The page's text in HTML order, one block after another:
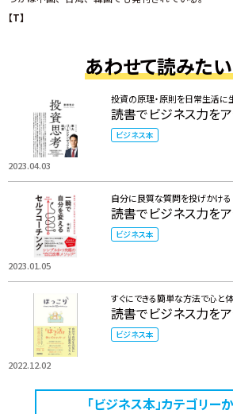
【T】
あわせて読みた
2023.04.03
投資の原理・原則を日常生活に
読書でビジネス力をア
ビジネス本
2023.01.05
自分に良質な質問を投げかける
読書でビジネス力をア
ビジネス本
2022.12.02
すぐにできる簡単な方法で心と
読書でビジネス力をア
ビジネス本
「ビジネス本」カテゴリー